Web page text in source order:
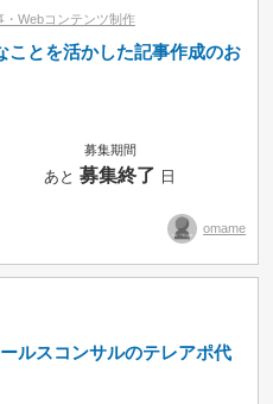
・Webコンテンツ制作
ことを活かした記事作成のお
募集期間
あと募集終了 日
omame
ルスコンサルのテレアポ代